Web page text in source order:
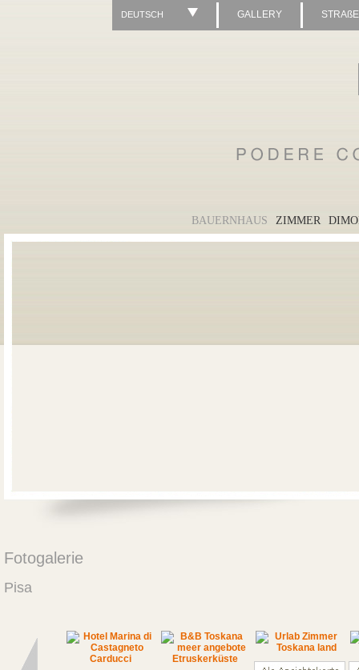
DEUTSCH GALLERY
BAUERNHAUS ZIMMER
Fotogalerie
Pisa